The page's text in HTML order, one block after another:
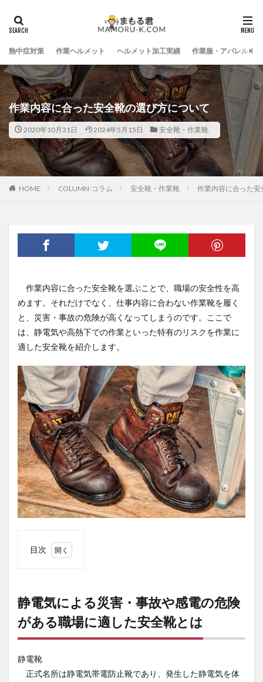
熱中症対策 作業ヘルメット ヘルメット加工実績 作業服・アパレル
作業内容に合った安全靴の選び方について
2020年10月31日 2024年5月15日 安全靴・作業靴
HOME COLUMN-コラム 安全靴・作業靴 作業内容に合った
作業内容に合った安全靴を選ぶことで、職場の安全性を高
めます。それだけでなく、仕事内容に合わない作業靴を履く
と、災害・事故の危険が高くなってしまうのです。ここで
は、静電気や高熱下での作業といった特有のリスクを作業に
適した安全靴を紹介します。
目次
よる
災
害・
事故
や感
危険
があ
静電気による災害・事故や感電の危険
がある職場に適した安全靴とは
静電靴
正式名所は静電気帯電防止靴であり、発生した静電気を体